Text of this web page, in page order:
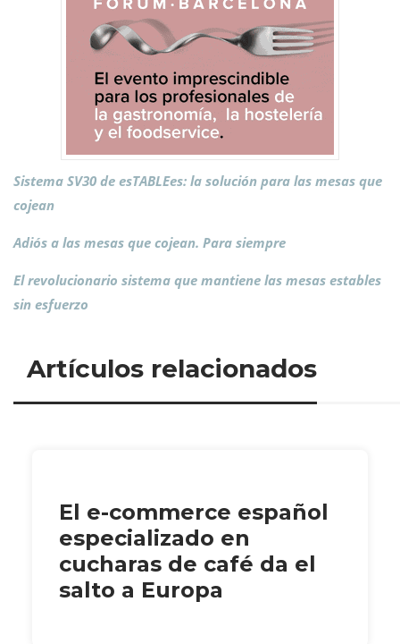
Sistema SV30 de esTABLEes: la solución para las mesas que
cojean
Adiós a las mesas que cojean. Para siempre
El revolucionario sistema que mantiene las mesas estables
sin esfuerzo
Artículos relacionados
El e-commerce español
especializado en
cucharas de café da el
salto a Europa